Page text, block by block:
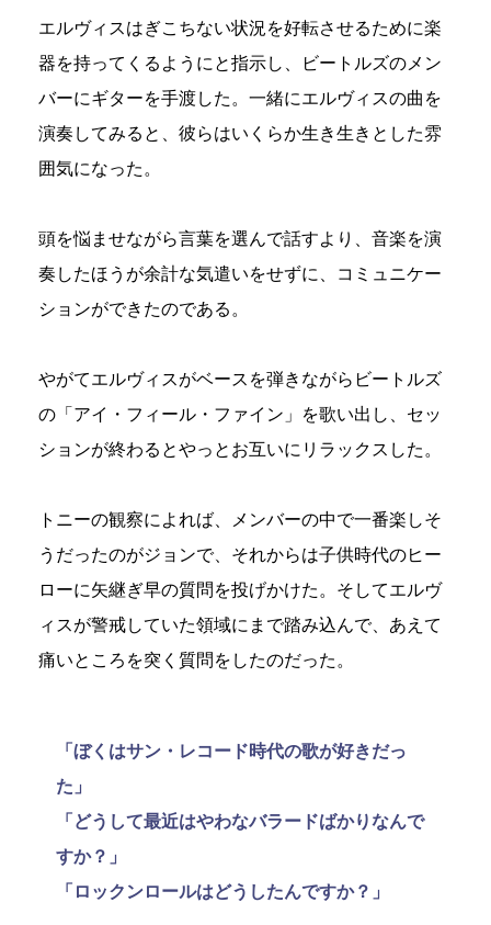
エルヴィスはぎこちない状況を好転させるために楽
器を持ってくるようにと指示し、ビートルズのメン
バーにギターを手渡した。一緒にエルヴィスの曲を
演奏してみると、彼らはいくらか生き生きとした雰
囲気になった。
頭を悩ませながら言葉を選んで話すより、音楽を演
奏したほうが余計な気遣いをせずに、コミュニケー
ションができたのである。
やがてエルヴィスがベースを弾きながらビートルズ
の「アイ・フィール・ファイン」を歌い出し、セッ
ションが終わるとやっとお互いにリラックスした。
トニーの観察によれば、メンバーの中で一番楽しそ
うだったのがジョンで、それからは子供時代のヒー
ローに矢継ぎ早の質問を投げかけた。そしてエルヴ
ィスが警戒していた領域にまで踏み込んで、あえて
痛いところを突く質問をしたのだった。
「ぼくはサン・レコード時代の歌が好きだっ
た」
「どうして最近はやわなバラードばかりなんで
すか？」
「ロックンロールはどうしたんですか？」